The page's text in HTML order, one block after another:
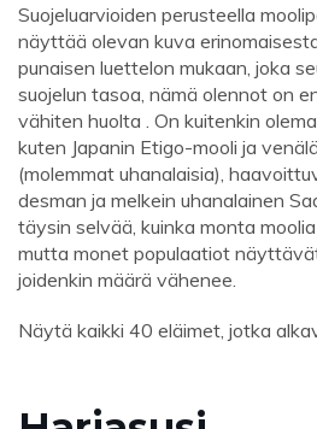
Suojeluarvioiden perusteella
näyttää olevan kuva
punaisen luettelon mukaan, joka
suojelun tasoa, nämä olennot on
vähiten huolta . On kuitenkin
kuten Japanin Etigo-mooli ja
(molemmat uhanalaisia),
desman ja melkein uhanalainen
täysin selvää, kuinka monta
mutta monet populaatiot
joidenkin määrä vähenee.
Näytä kaikki 40 eläimet, jotka